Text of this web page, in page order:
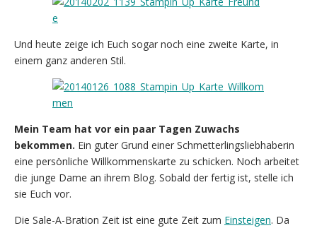
Und heute zeige ich Euch sogar noch eine zweite Karte, in
einem ganz anderen Stil.
Mein Team hat vor ein paar Tagen Zuwachs
bekommen. Ein guter Grund einer Schmetterlingsliebhaberin
eine persönliche Willkommenskarte zu schicken. Noch arbeitet
die junge Dame an ihrem Blog. Sobald der fertig ist, stelle ich
sie Euch vor.
Die Sale-A-Bration Zeit ist eine gute Zeit zum Einsteigen. Da